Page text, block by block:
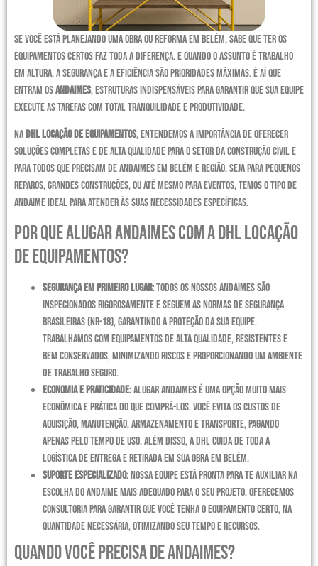
Se você está planejando uma obra ou reforma em Belém, sabe que ter os
equipamentos certos faz toda a diferença. E quando o assunto é trabalho
em altura, a segurança e a eficiência são prioridades máximas. É aí que
entram osandaimes, estruturas indispensáveis para garantir que sua equipe
execute as tarefas com total tranquilidade e produtividade.
NaDHL Locação de Equipamentos, entendemos a importância de oferecer
soluções completas e de alta qualidade para o setor da construção civil e
para todos que precisam de andaimes em Belém e região. Seja para pequenos
reparos, grandes construções, ou até mesmo para eventos, temos o tipo de
andaime ideal para atender às suas necessidades específicas.
Por que alugar andaimes com a DHL Locação
de Equipamentos?
Segurança em Primeiro Lugar:Todos os nossos andaimes são
inspecionados rigorosamente e seguem as normas de segurança
brasileiras (NR-18), garantindo a proteção da sua equipe.
Trabalhamos com equipamentos de alta qualidade, resistentes e
bem conservados, minimizando riscos e proporcionando um ambiente
de trabalho seguro.
Economia e Praticidade:Alugar andaimes é uma opção muito mais
econômica e prática do que comprá-los. Você evita os custos de
aquisição, manutenção, armazenamento e transporte, pagando
apenas pelo tempo de uso. Além disso, a DHL cuida de toda a
logística de entrega e retirada em sua obra em Belém.
Suporte Especializado:Nossa equipe está pronta para te auxiliar na
escolha do andaime mais adequado para o seu projeto. Oferecemos
consultoria para garantir que você tenha o equipamento certo, na
quantidade necessária, otimizando seu tempo e recursos.
Quando você precisa de andaimes?